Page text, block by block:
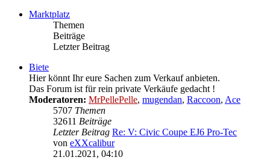
Marktplatz
Themen
Beiträge
Letzter Beitrag
Biete
Hier könnt Ihr eure Sachen zum Verkauf anbieten.
Das Forum ist für rein private Verkäufe gedacht !
Moderatoren: MrPellePelle, mugendan, Raccoon, Ace
5707 Themen
32611 Beiträge
Letzter Beitrag Re: V: Civic Coupe EJ6 Pro-Tec
von eXXcalibur
21.01.2021, 04:10